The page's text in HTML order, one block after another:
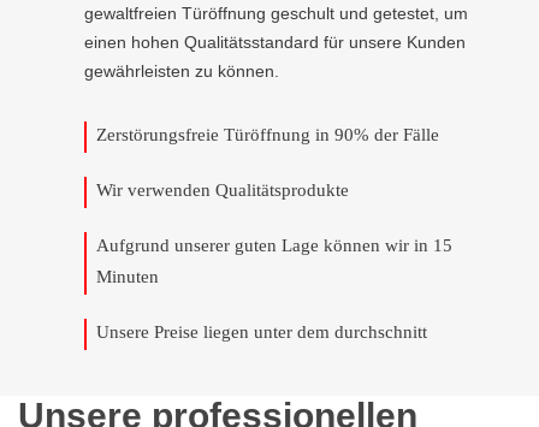
gewaltfreien Türöffnung geschult und getestet, um
einen hohen Qualitätsstandard für unsere Kunden
gewährleisten zu können.
Zerstörungsfreie Türöffnung in 90% der Fälle
Wir verwenden Qualitätsprodukte
Aufgrund unserer guten Lage können wir in 15
Minuten
Unsere Preise liegen unter dem durchschnitt
Unsere professionellen